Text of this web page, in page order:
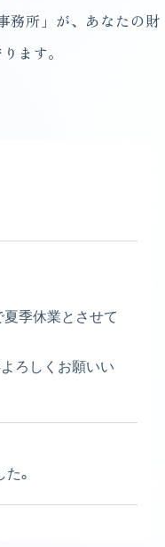
務所」が、あなたの財
ます。
夏季休業とさせて
ろしくお願いい
。